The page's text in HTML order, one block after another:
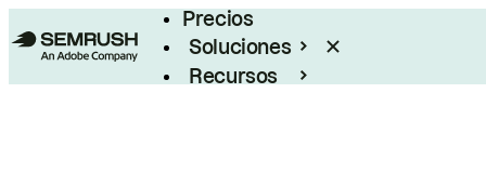
Precios
Soluciones
Recursos